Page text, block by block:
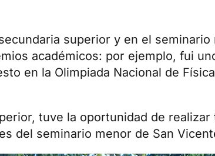
superior y en el seminario
académicos: por ejemplo, fui
en la Olimpiada Nacional de
tuve la oportunidad de realizar
del seminario menor de San